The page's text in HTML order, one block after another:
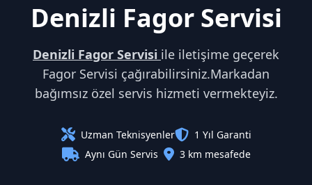
Denizli Fagor Servisi
Denizli Fagor Servisi ile iletişime geçerek
Fagor Servisi çağırabilirsiniz.Markadan
bağımsız özel servis hizmeti vermekteyiz.
Uzman Teknisyenler
1 Yıl Garanti
Aynı Gün Servis
3 km mesafede